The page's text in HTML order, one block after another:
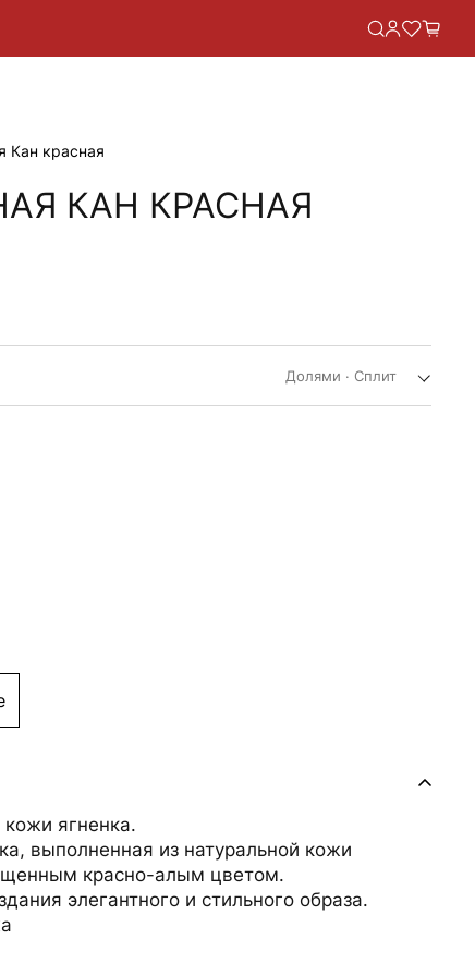
Кан красная
КАН КРАСНАЯ
Долями · Сплит
ягненка.
выполненная из натуральной кожи
красно-алым цветом.
элегантного и стильного образа.